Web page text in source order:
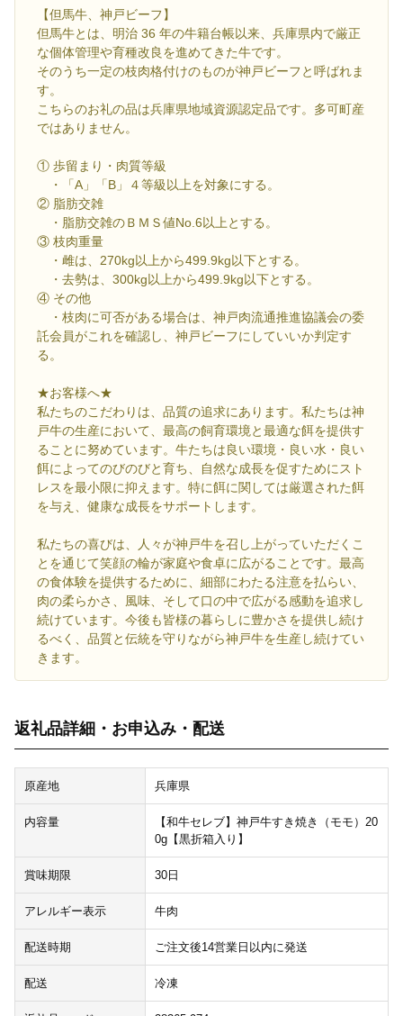
【但馬牛、神戸ビーフ】
但馬牛とは、明治 36 年の牛籍台帳以来、兵庫県内で厳正
な個体管理や育種改良を進めてきた牛です。
そのうち一定の枝肉格付けのものが神戸ビーフと呼ばれま
す。
こちらのお礼の品は兵庫県地域資源認定品です。多可町産
ではありません。
① 歩留まり・肉質等級
・「A」「B」４等級以上を対象にする。
② 脂肪交雑
・脂肪交雑のＢＭＳ値No.6以上とする。
③ 枝肉重量
・雌は、270kg以上から499.9kg以下とする。
・去勢は、300kg以上から499.9kg以下とする。
④ その他
・枝肉に可否がある場合は、神戸肉流通推進協議会の委
託会員がこれを確認し、神戸ビーフにしていいか判定す
る。
★お客様へ★
私たちのこだわりは、品質の追求にあります。私たちは神
戸牛の生産において、最高の飼育環境と最適な餌を提供す
ることに努めています。牛たちは良い環境・良い水・良い
餌によってのびのびと育ち、自然な成長を促すためにスト
レスを最小限に抑えます。特に餌に関しては厳選された餌
を与え、健康な成長をサポートします。
私たちの喜びは、人々が神戸牛を召し上がっていただくこ
とを通じて笑顔の輪が家庭や食卓に広がることです。最高
の食体験を提供するために、細部にわたる注意を払らい、
肉の柔らかさ、風味、そして口の中で広がる感動を追求し
続けています。今後も皆様の暮らしに豊かさを提供し続け
るべく、品質と伝統を守りながら神戸牛を生産し続けてい
きます。
返礼品詳細・お申込み・配送
原産地 兵庫県
内容量
【和牛セレブ】神戸牛すき焼き（モモ）20
0g【黒折箱入り】
賞味期限 30日
アレルギー表示 牛肉
配送時期 ご注文後14営業日以内に発送
配送 冷凍